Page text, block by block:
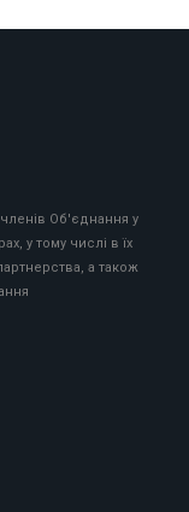
членів Об'єднання у
у тому числі в їх
а також